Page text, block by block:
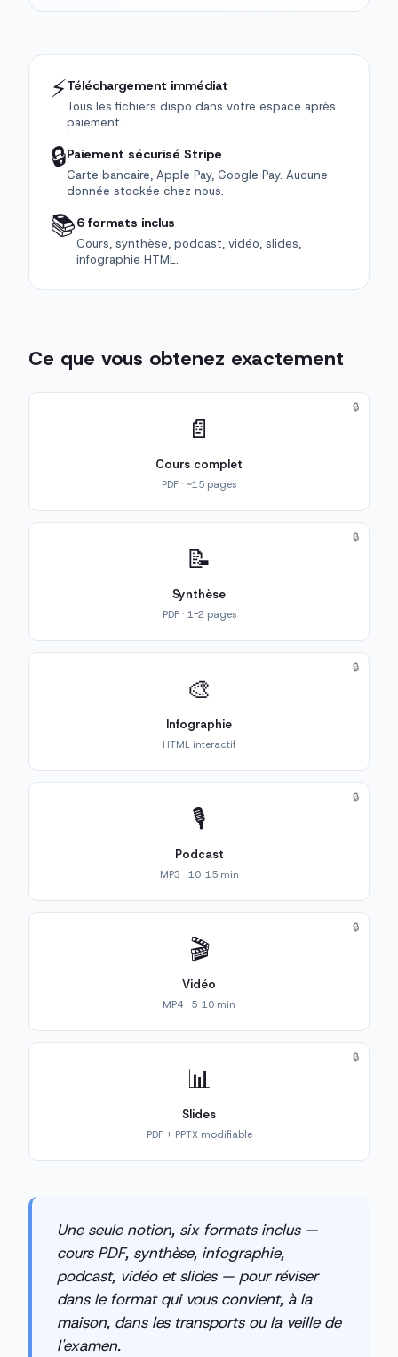
⚡Téléchargement immédiat
Tous les fichiers dispo dans votre espace après
paiement.
🔒Paiement sécurisé Stripe
Carte bancaire, Apple Pay, Google Pay. Aucune
donnée stockée chez nous.
📚6 formats inclus
Cours, synthèse, podcast, vidéo, slides,
infographie HTML.
Ce que vous obtenez exactement
📄
Cours complet
PDF · ~15 pages
🔒
📝
Synthèse
PDF · 1-2 pages
🔒
🎨
Infographie
HTML interactif
🔒
🎙️
Podcast
MP3 · 10-15 min
🔒
🎬
Vidéo
MP4 · 5-10 min
🔒
📊
Slides
PDF + PPTX modifiable
🔒
Une seule notion, six formats inclus —
cours PDF, synthèse, infographie,
podcast, vidéo et slides — pour réviser
dans le format qui vous convient, à la
maison, dans les transports ou la veille de
l'examen.